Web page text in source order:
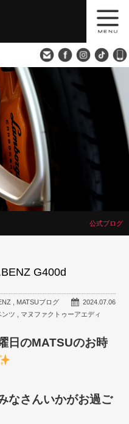
公式ブログ
G400d
2024.07.06
MATSUブログ
ンツ
マヌファクトゥーアエディ
日のMATSUのお時
なさんいかがお過ご